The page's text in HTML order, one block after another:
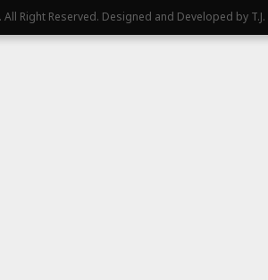
All Right Reserved. Designed and Developed by T.J.